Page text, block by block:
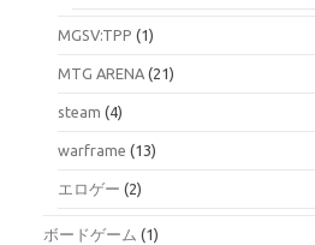
MGSV:TPP (1)
MTG ARENA (21)
steam (4)
warframe (13)
エロゲー (2)
ボードゲーム (1)